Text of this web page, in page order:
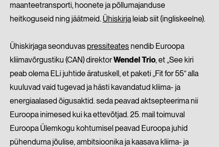
maanteetransporti, hoonete ja põllumajanduse
heitkoguseid ning jäätmeid. Ühiskirja leiab siit (ingliskeelne).
Ühiskirjaga seonduvas pressiteates nendib Euroopa
kliimavõrgustiku (CAN) direktorWendel Trio, et „See kiri
peab olema ELi juhtide äratuskell, et paketi „Fit for 55” alla
kuuluvad vaid tugevad ja hästi kavandatud kliima- ja
energiaalased õigusaktid. seda peavad aktsepteerima nii
Euroopa inimesed kui ka ettevõtjad. 25. mail toimuval
Euroopa Ülemkogu kohtumisel peavad Euroopa juhid
pühenduma jõulise, ambitsioonika ja kaasava kliima- ja